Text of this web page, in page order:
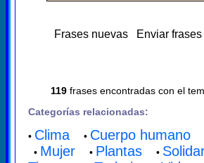
Frases nuevas Enviar frases
119frases encontradas con el
Categorías relacionadas:
• Clima • Cuerpo humano
• Mujer • Plantas •